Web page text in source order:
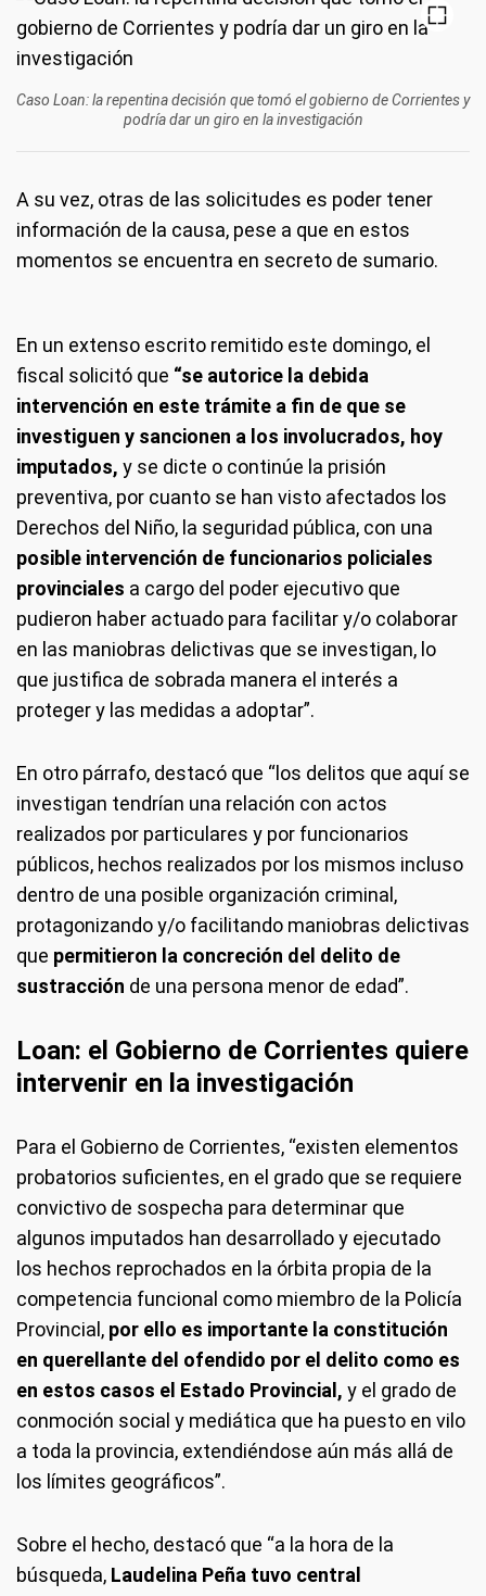
Caso Loan: la repentina decisión que tomó el gobierno de Corrientes y
podría dar un giro en la investigación
A su vez, otras de las solicitudes es poder tener
información de la causa, pese a que en estos
momentos se encuentra en secreto de sumario.
En un extenso escrito remitido este domingo, el
fiscal solicitó que “se autorice la debida
intervención en este trámite a fin de que se
investiguen y sancionen a los involucrados, hoy
imputados, y se dicte o continúe la prisión
preventiva, por cuanto se han visto afectados los
Derechos del Niño, la seguridad pública, con una
posible intervención de funcionarios policiales
provinciales a cargo del poder ejecutivo que
pudieron haber actuado para facilitar y/o colaborar
en las maniobras delictivas que se investigan, lo
que justifica de sobrada manera el interés a
proteger y las medidas a adoptar”.
En otro párrafo, destacó que “los delitos que aquí se
investigan tendrían una relación con actos
realizados por particulares y por funcionarios
públicos, hechos realizados por los mismos incluso
dentro de una posible organización criminal,
protagonizando y/o facilitando maniobras delictivas
que permitieron la concreción del delito de
sustracción de una persona menor de edad”.
Loan: el Gobierno de Corrientes quiere
intervenir en la investigación
Para el Gobierno de Corrientes, “existen elementos
probatorios suficientes, en el grado que se requiere
convictivo de sospecha para determinar que
algunos imputados han desarrollado y ejecutado
los hechos reprochados en la órbita propia de la
competencia funcional como miembro de la Policía
Provincial, por ello es importante la constitución
en querellante del ofendido por el delito como es
en estos casos el Estado Provincial, y el grado de
conmoción social y mediática que ha puesto en vilo
a toda la provincia, extendiéndose aún más allá de
los límites geográficos”.
Sobre el hecho, destacó que “a la hora de la
búsqueda, Laudelina Peña tuvo central